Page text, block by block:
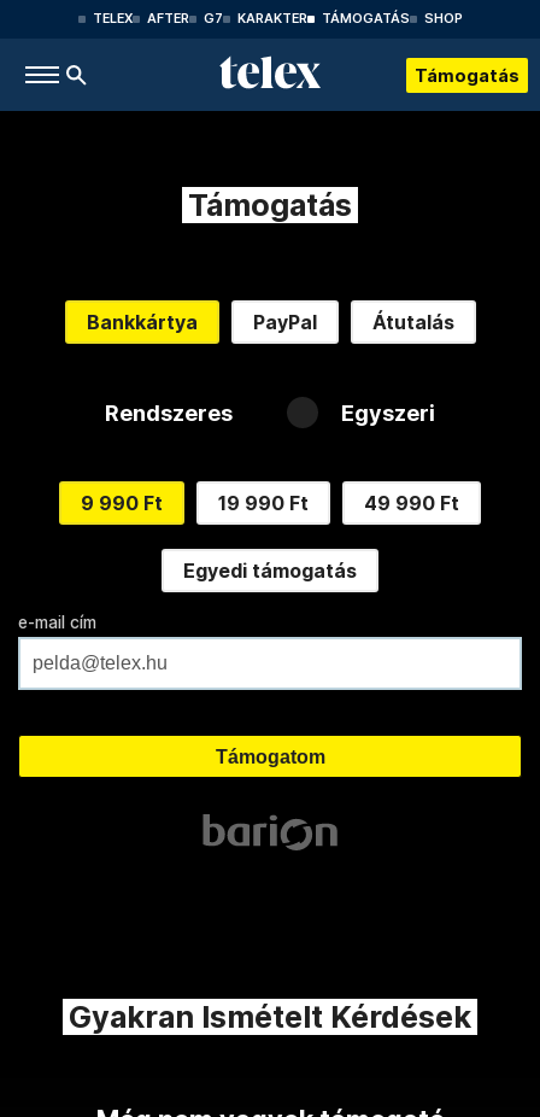
TELEX AFTER G7 KARAKTER TÁMOGATÁS SHOP
Támogatás
Támogatás
Bankkártya PayPal Átutalás
Rendszeres Egyszeri
9 990 Ft 19 990 Ft 49 990 Ft
Egyedi támogatás
e-mail cím
Gyakran Ismételt Kérdések